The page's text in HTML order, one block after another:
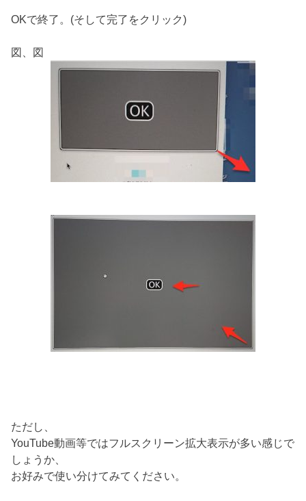
OKで終了。(そして完了をクリック)
図、図
ただし、
YouTube動画等ではフルスクリーン拡大表示が多い感じで
しょうか、
お好みで使い分けてみてください。